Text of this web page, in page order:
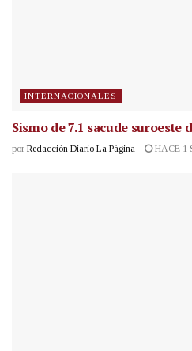
INTERNACIONALES
Sismo de 7.1 sacude suroeste
por Redacción Diario La Página HACE 1